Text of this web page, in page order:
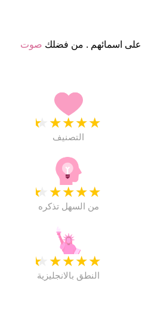
صوت
★
★
★
★
★
التصنيف
★
★
★
★
★
من السهل تذكره
★
★
★
★
★
النطق بالانجليزية